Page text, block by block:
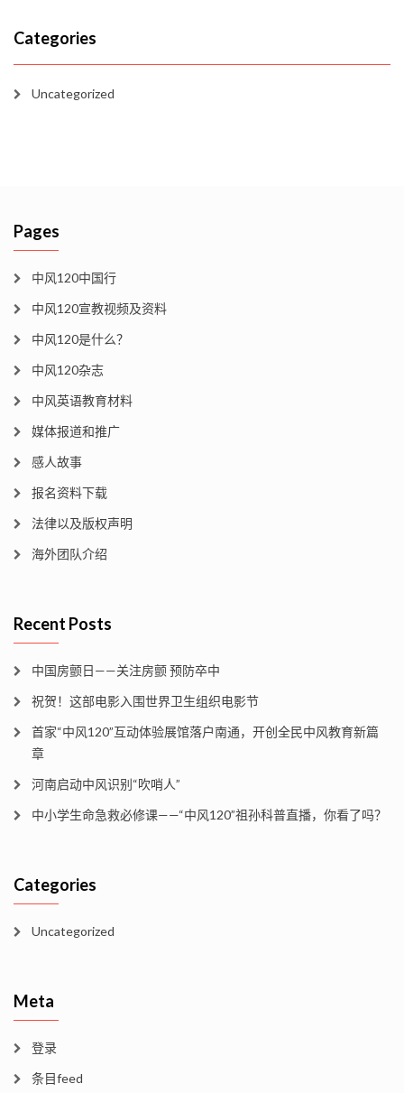
Categories
Uncategorized
Pages
中风120中国行
中风120宣教视频及资料
中风120是什么？
中风120杂志
中风英语教育材料
媒体报道和推广
感人故事
报名资料下载
法律以及版权声明
海外团队介绍
Recent Posts
中国房颤日——关注房颤 预防卒中
祝贺！这部电影入围世界卫生组织电影节
首家“中风120”互动体验展馆落户南通，开创全民中风教育新篇
章
河南启动中风识别“吹哨人”
中小学生命急救必修课——“中风120”祖孙科普直播，你看了吗？
Categories
Uncategorized
Meta
登录
条目feed